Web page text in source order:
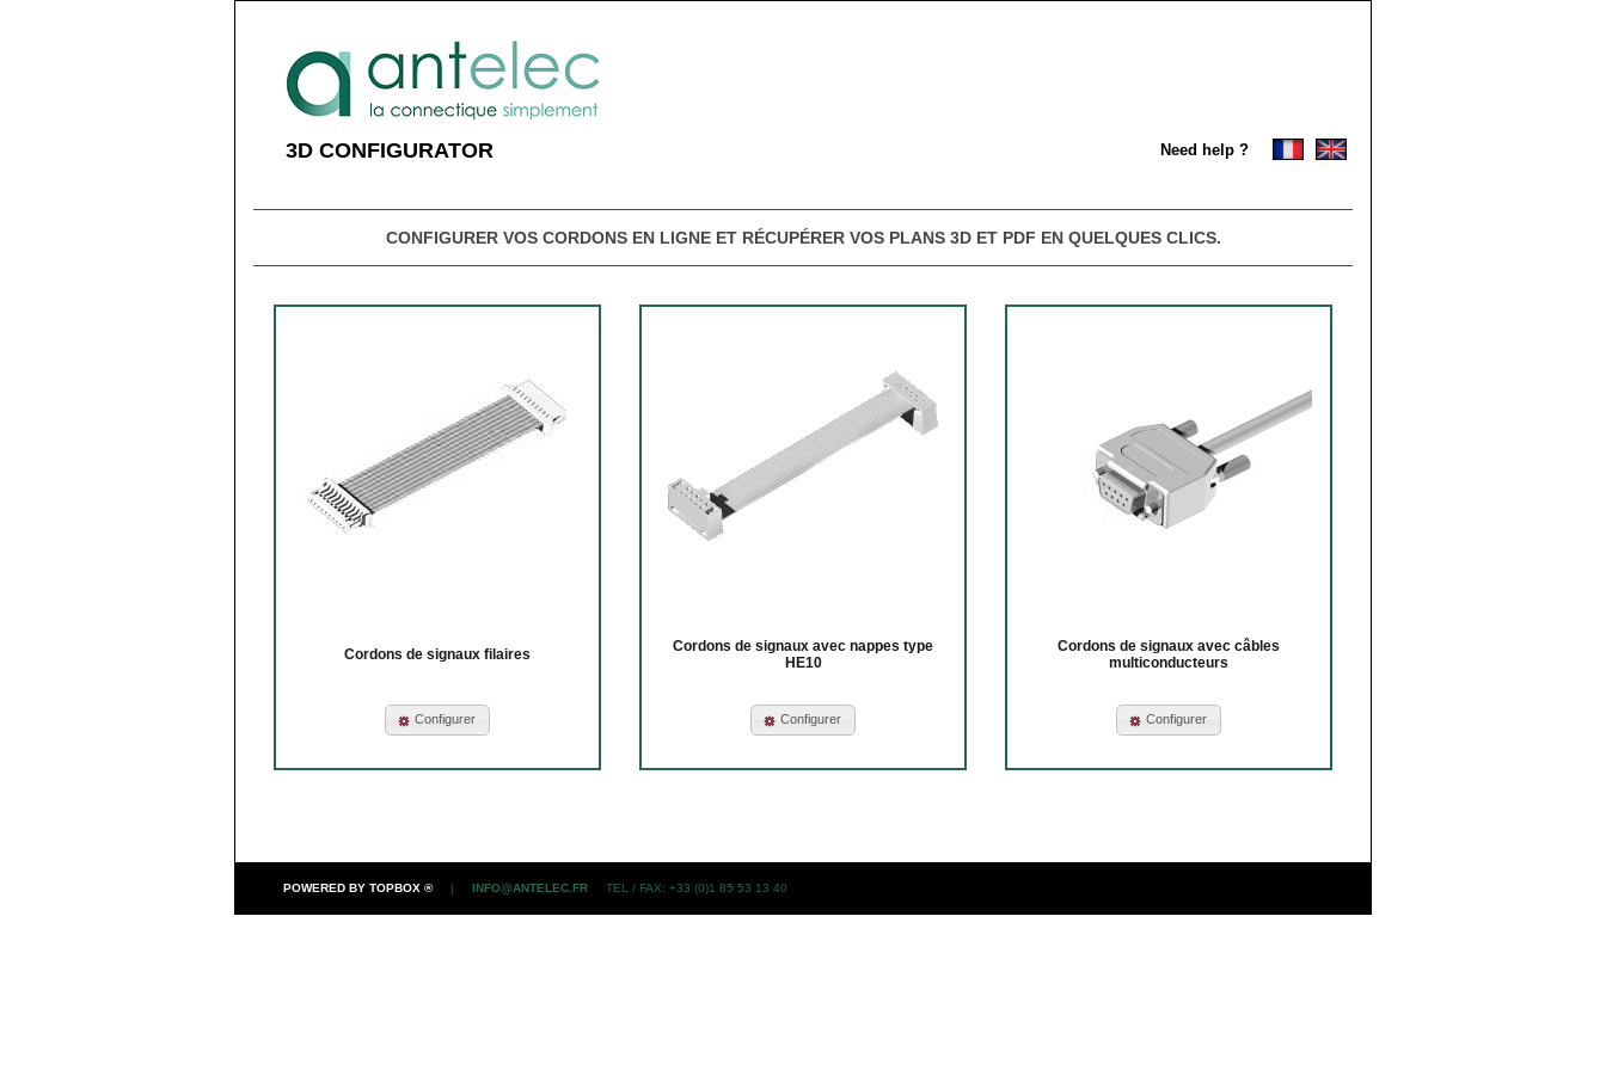
3D CONFIGURATOR Need help ?
CONFIGURER VOS CORDONS EN LIGNE ET RÉCUPÉRER VOS PLANS 3D ET PDF EN QUELQUES CLICS.
Cordons de signaux filaires
Configurer
Cordons de signaux avec nappes type
HE10
Configurer
Cordons de signaux avec câbles
multiconducteurs
Configurer
POWERED BY TOPBOX ®| INFO@ANTELEC.FR TEL / FAX: +33 (0)1 85 53 13 40